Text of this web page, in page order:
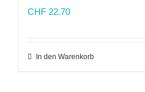
CHF 22.70
In den Warenkorb